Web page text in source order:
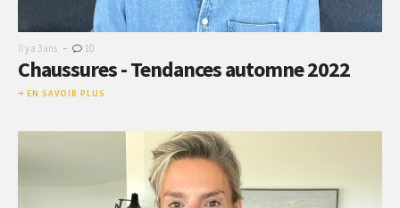
Il y a 3 ans - 10
Chaussures - Tendances automne 2022
EN SAVOIR PLUS